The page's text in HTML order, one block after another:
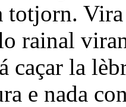
totjorn.
rainal
caçar la
e nada